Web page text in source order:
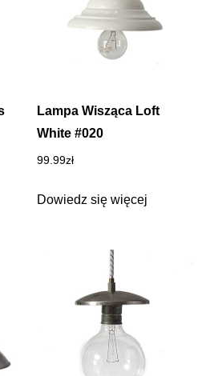
Lampa Wisząca Loft
White #020
99.99zł
Dowiedz się więcej